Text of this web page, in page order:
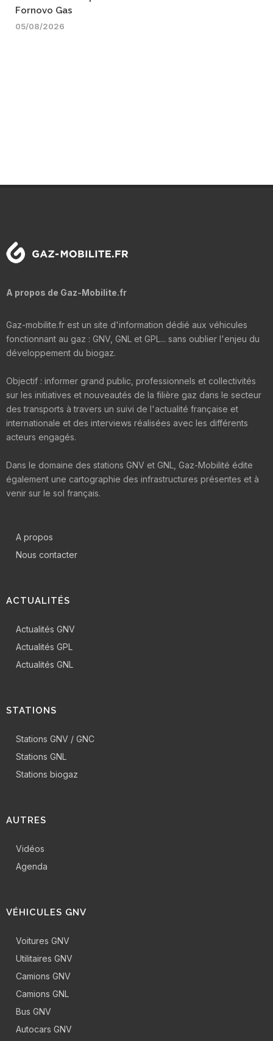
Fornovo Gas
05/08/2026
A propos de Gaz-Mobilite.fr
Gaz-mobilite.fr est un site d'information dédié aux véhicules
fonctionnant au gaz : GNV, GNL et GPL... sans oublier l'enjeu du
développement du biogaz.
Objectif : informer grand public, professionnels et collectivités
sur les initiatives et nouveautés de la filière gaz dans le secteur
des transports à travers un suivi de l'actualité française et
internationale et des interviews réalisées avec les différents
acteurs engagés.
Dans le domaine des stations GNV et GNL, Gaz-Mobilité édite
également une cartographie des infrastructures présentes et à
venir sur le sol français.
A propos
Nous contacter
ACTUALITÉS
Actualités GNV
Actualités GPL
Actualités GNL
STATIONS
Stations GNV / GNC
Stations GNL
Stations biogaz
AUTRES
Vidéos
Agenda
VÉHICULES GNV
Voitures GNV
Utilitaires GNV
Camions GNV
Camions GNL
Bus GNV
Autocars GNV